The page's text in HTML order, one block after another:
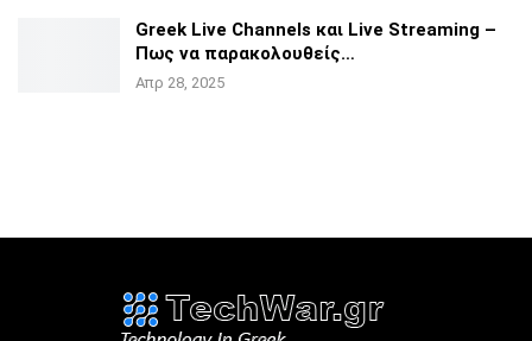
Greek Live Channels και Live Streaming –
Πως να παρακολουθείς…
Απρ 28, 2025